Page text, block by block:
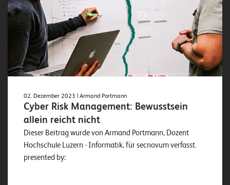
02. Dezember 2023 | Armand Portmann
Cyber Risk Management: Bewusstsein
allein reicht nicht
Dieser Beitrag wurde von Armand Portmann, Dozent
Hochschule Luzern - Informatik, für secnovum verfasst.
presented by: